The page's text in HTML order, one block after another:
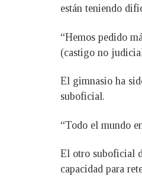
están teniendo
“Hemos pedido
(castigo no
El gimnasio ha
suboficial.
“Todo el mundo
El otro suboficial
capacidad para